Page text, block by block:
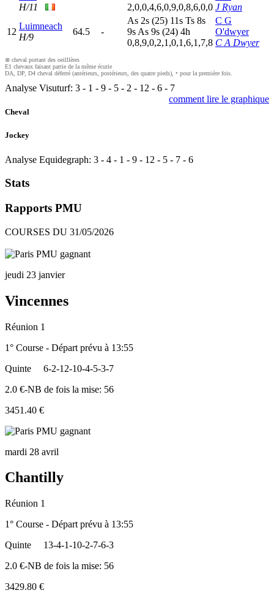
H/11
2,0,0,4,6,0,9,0,8,6,0,0 J Ryan
12
Luimneach
H/9
64.5 -
As 2s (25) 11s Ts 8s
9s As 9s (24) 4h
0,8,9,0,2,1,0,1,6,1,7,8
C G
O'dwyer
C A Dwyer
⊗ cheval portant des oeilllères
E1 chevaux faisant partie de la même écurie
DA, DP, D4 cheval déferré (antérieurs, postérieurs, des quatre pieds), • pour la première fois.
Analyse Visuturf: 3 - 1 - 9 - 5 - 2 - 12 - 6 - 7
comment lire le graphique
Cheval
Jockey
Analyse Equidegraph: 3 - 4 - 1 - 9 - 12 - 5 - 7 - 6
Stats
Rapports PMU
COURSES DU 31/05/2026
jeudi 23 janvier
Vincennes
Réunion 1
1° Course - Départ prévu à 13:55
Quinte
6-2-12-10-4-5-3-7
2.0 €-NB de fois la mise: 56
3451.40 €
mardi 28 avril
Chantilly
Réunion 1
1° Course - Départ prévu à 13:55
Quinte
13-4-1-10-2-7-6-3
2.0 €-NB de fois la mise: 56
3429.80 €